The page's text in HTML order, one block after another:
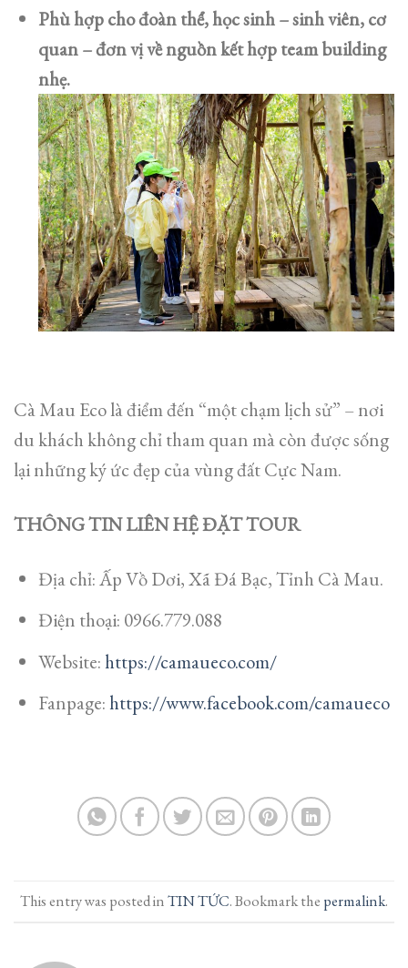
Phù hợp cho đoàn thể, học sinh – sinh viên, cơ
quan – đơn vị về nguồn kết hợp team building
nhẹ.
Cà Mau Eco là điểm đến “một chạm lịch sử” – nơi
du khách không chỉ tham quan mà còn được sống
lại những ký ức đẹp của vùng đất Cực Nam.
THÔNG TIN LIÊN HỆ ĐẶT TOUR
Địa chỉ: Ấp Vồ Dơi, Xã Đá Bạc, Tỉnh Cà Mau.
Điện thoại: 0966.779.088
Website:https://camaueco.com/
Fanpage:https://www.facebook.com/camaueco
This entry was posted inTIN TỨC. Bookmark the permalink.